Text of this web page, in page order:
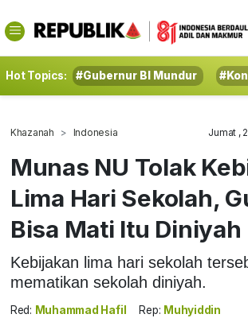
Hot Topics: #Gubernur BI Mundur
Khazanah Indonesia Jumat ,
Munas NU Tolak
Lima Hari Sekolah,
Bisa Mati Itu Diniyah
Kebijakan lima hari sekolah
mematikan sekolah diniyah.
Red: Muhammad Hafil Rep: Muhyiddin